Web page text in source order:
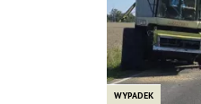
WYPADEK